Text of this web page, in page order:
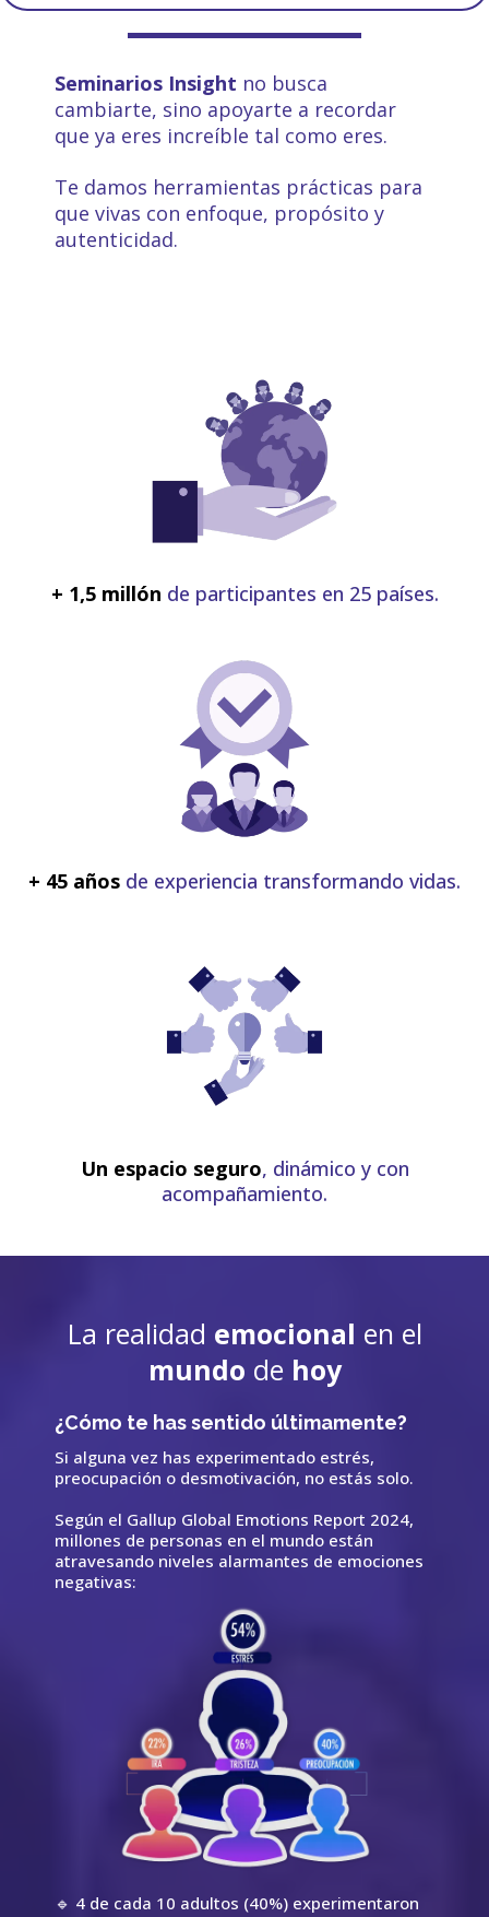
Seminarios Insight no busca
cambiarte, sino apoyarte a recordar
que ya eres increíble tal como eres.
Te damos herramientas prácticas para
que vivas con enfoque, propósito y
autenticidad.
+ 1,5 millón de participantes en 25 países.
+ 45 años de experiencia transformando vidas.
Un espacio seguro, dinámico y con
acompañamiento.
La realidad emocional en el
mundo de hoy
¿Cómo te has sentido últimamente?
Si alguna vez has experimentado estrés,
preocupación o desmotivación, no estás solo.
Según el Gallup Global Emotions Report 2024,
millones de personas en el mundo están
atravesando niveles alarmantes de emociones
negativas:
🔹 4 de cada 10 adultos (40%) experimentaron